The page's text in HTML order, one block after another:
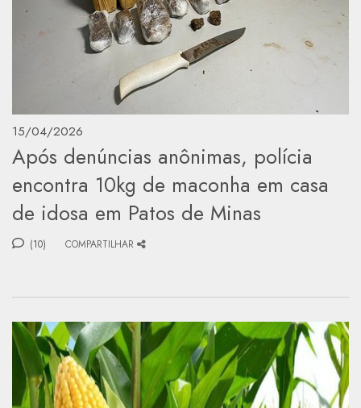
15/04/2026
Após denúncias anônimas, polícia
encontra 10kg de maconha em casa
de idosa em Patos de Minas
(10) COMPARTILHAR